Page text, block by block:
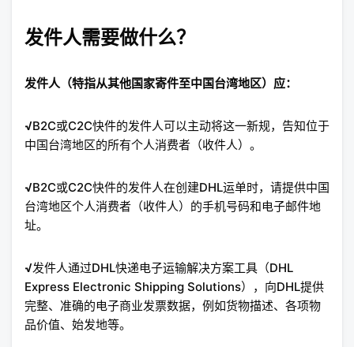
发件人需要做什么？
发件人（特指从其他国家寄件至中国台湾地区）应：
√B2C或C2C快件的发件人可以主动将这一新规，告知位于
中国台湾地区的所有个人消费者（收件人）。
√B2C或C2C快件的发件人在创建DHL运单时，请提供中国
台湾地区个人消费者（收件人）的手机号码和电子邮件地
址。
√发件人通过DHL快递电子运输解决方案工具（DHL
Express Electronic Shipping Solutions），向DHL提供
完整、准确的电子商业发票数据，例如货物描述、各项物
品价值、始发地等。